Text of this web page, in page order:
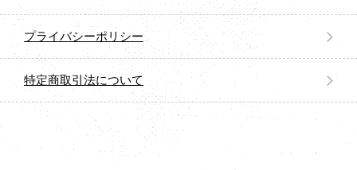
プライバシーポリシー
特定商取引法について